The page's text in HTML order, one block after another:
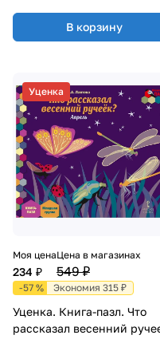
В корзину
Уценка
Моя цена
234 ₽
Цена в магазинах
549 ₽
-57 % Экономия 315 ₽
Уценка. Книга-пазл. Что
рассказал весенний